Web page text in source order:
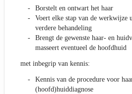
Borstelt en ontwart het haar
Voert elke stap van de werkwijze
verdere behandeling
Brengt de gewenste haar- en
masseert eventueel de hoofdhuid
met inbegrip van kennis:
Kennis van de procedure voor
(hoofd)huiddiagnose